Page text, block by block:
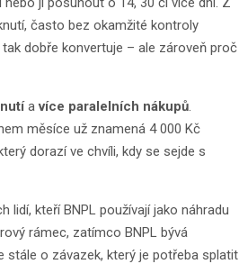
často bez okamžité kontroly
dobře konvertuje – ale zároveň proč
avíce paralelních nákupů.
měsíce už znamená 4 000 Kč
dorazí ve chvíli, kdy se sejde s
kteří BNPL používají jako náhradu
rámec, zatímco BNPL bývá
stále o závazek, který je potřeba splatit